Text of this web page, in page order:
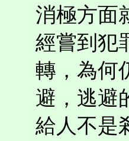
消極方面
經嘗到犯
轉，為何
避，逃避
給人不是